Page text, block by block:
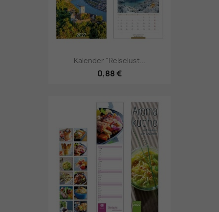
Kalender "Reiselust...
0,88 €